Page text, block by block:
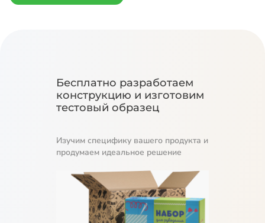
Бесплатно разработаем
конструкцию и изготовим
тестовый образец
Изучим специфику вашего продукта и
продумаем идеальное решение